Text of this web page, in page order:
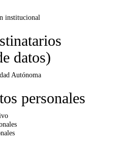
institucional
datos)
Autónoma
personales